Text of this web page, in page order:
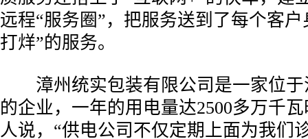
远程“服务圈”，把服务送到了每个客
打烊”的服务。
漳州统实包装有限公司是一家位于
的企业，一年的用电量达2500多万千
人说，“供电公司不仅定期上面为我们